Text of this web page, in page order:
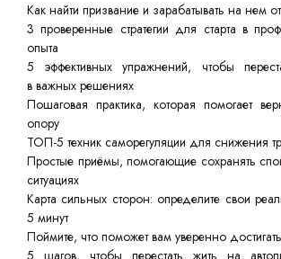
Как найти призвание и зарабатывать на нем
3 проверенные стратегии для старта в
опыта
5 эффективных упражнений, чтобы
в важных решениях
Пошаговая практика, которая помогает
опору
ТОП-5 техник саморегуляции для снижения
Простые приёмы, помогающие сохранять
ситуациях
Карта сильных сторон: определите свои
5 минут
Поймите, что поможет вам уверенно
5 шагов, чтобы перестать жить на